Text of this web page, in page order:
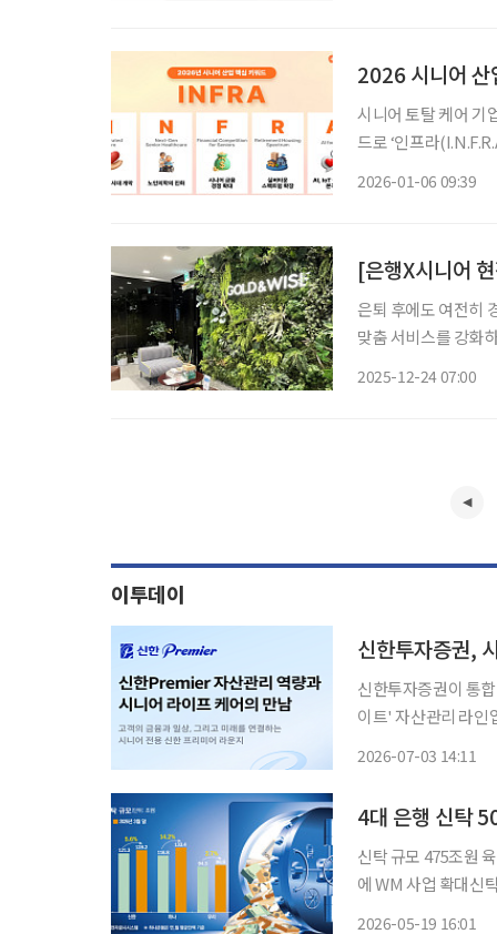
2026 시니어 산
시니어 토탈 케어 기
드로 ‘인프라(I.N.F.R.A)’를 제시했다. 케어닥은 공
2026-01-06 09:39
은퇴 후에도 여전히
맞춤 서비스를 강화
2025-12-24 07:00
이투데이
신한투자증권,
신한투자증권이 통
이트' 자산관리 라인업을
2026-07-03 14:11
4대 은행 신탁
신탁 규모 475조원
에 WM 사업 확대신탁 수익
2026-05-19 16:01